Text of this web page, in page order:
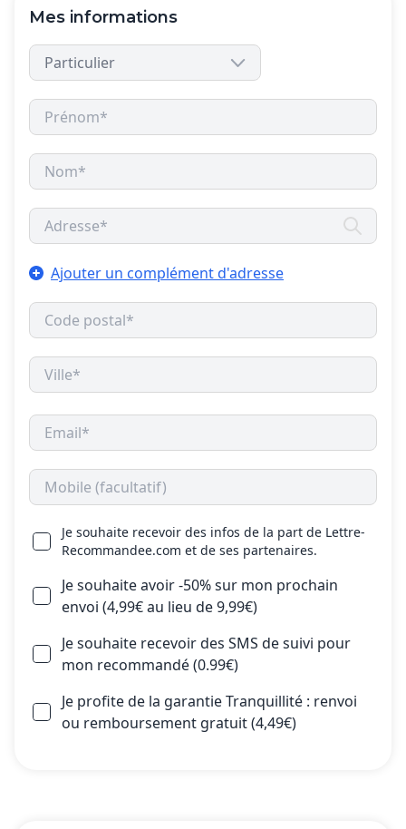
Mes informations
Ajouter un complément d'adresse
Je souhaite recevoir des infos de la part de Lettre-
Recommandee.com et de ses partenaires.
Je souhaite avoir -50% sur mon prochain
envoi (4,99€ au lieu de 9,99€)
Je souhaite recevoir des SMS de suivi pour
mon recommandé (0.99€)
Je profite de la garantie Tranquillité : renvoi
ou remboursement gratuit (4,49€)